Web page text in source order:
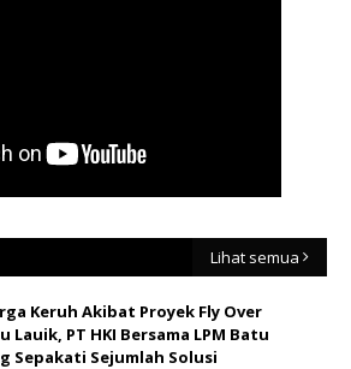
Lihat semua
Keruh Akibat Proyek Fly Over
Lauik, PT HKI Bersama LPM Batu
Sepakati Sejumlah Solusi